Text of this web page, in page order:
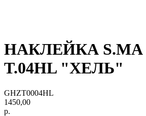
НАКЛЕЙКА S.MA
T.04HL "ХЕЛЬ"
GHZT0004HL
1450,00
р.